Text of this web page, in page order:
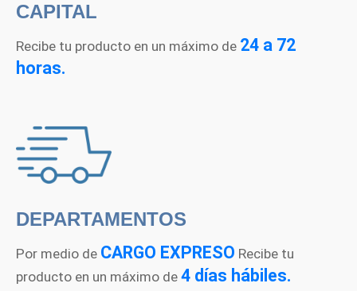
CAPITAL
Recibe tu producto en un máximo de 24 a 72
horas.
DEPARTAMENTOS
Por medio de CARGO EXPRESO Recibe tu
producto en un máximo de 4 días hábiles.